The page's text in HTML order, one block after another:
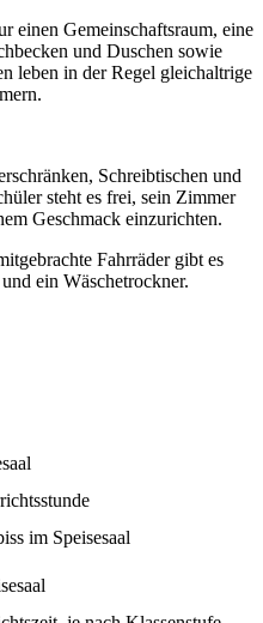
einen Gemeinschaftsraum, eine
und Duschen sowie
leben in der Regel gleichaltrige
Schreibtischen und
steht es frei, sein Zimmer
Geschmack einzurichten.
Fahrräder gibt es
ein Wäschetrockner.
im Speisesaal